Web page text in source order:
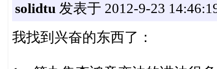
solidtu 发表于 2012-9-23
我找到兴奋的东西了：